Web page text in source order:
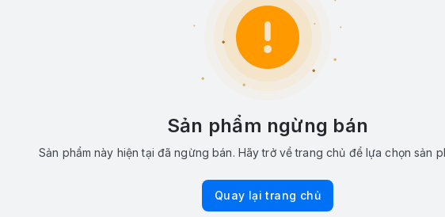
Sản phẩm ngừng bán
Sản phẩm này hiện tại đã ngừng bán. Hãy trở về trang chủ để lựa chọn sản
Quay lại trang chủ